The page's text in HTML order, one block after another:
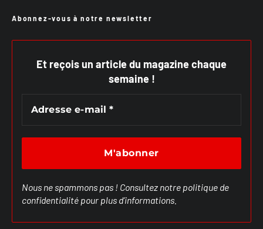
Abonnez-vous à notre newsletter
Et reçois un article du magazine chaque
semaine !
Nous ne spammons pas ! Consultez notre politique de
confidentialité pour plus d’informations.